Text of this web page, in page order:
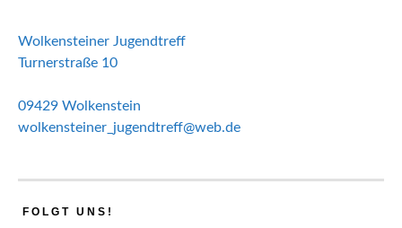
Wolkensteiner Jugendtreff
Turnerstraße 10
09429 Wolkenstein
wolkensteiner_jugendtreff@web.de
FOLGT UNS!